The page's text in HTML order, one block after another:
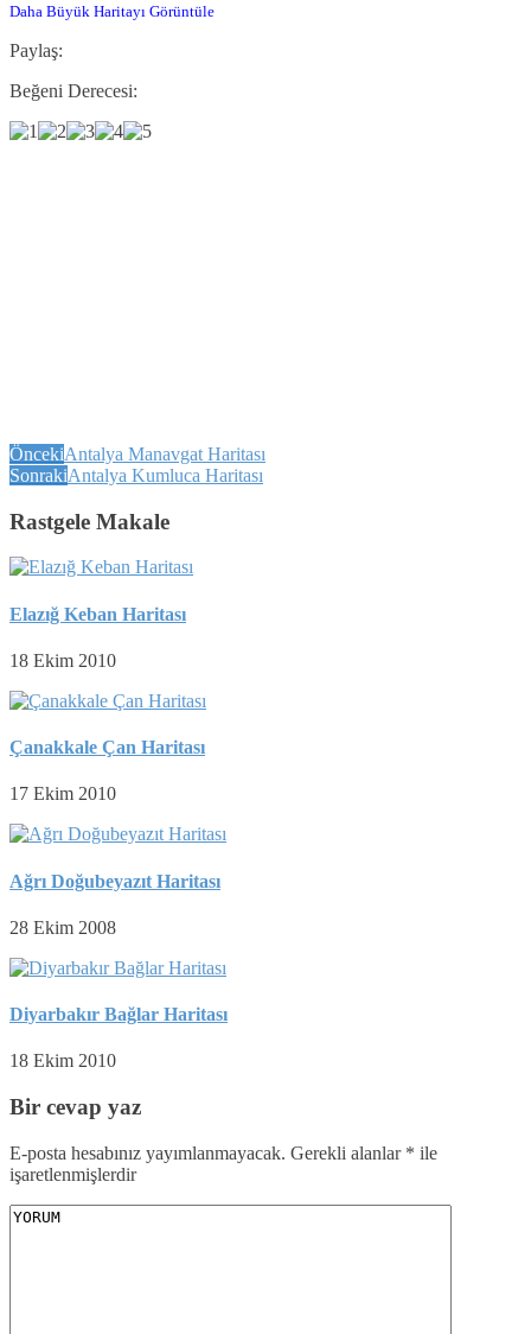
Daha Büyük Haritayı Görüntüle
Paylaş:
Beğeni Derecesi:
ÖncekiAntalya Manavgat Haritası
SonrakiAntalya Kumluca Haritası
Rastgele Makale
Elazığ Keban Haritası
18 Ekim 2010
Çanakkale Çan Haritası
17 Ekim 2010
Ağrı Doğubeyazıt Haritası
28 Ekim 2008
Diyarbakır Bağlar Haritası
18 Ekim 2010
Bir cevap yaz
E-posta hesabınız yayımlanmayacak. Gerekli alanlar * ile
işaretlenmişlerdir